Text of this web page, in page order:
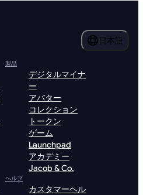
日本語
製品
デジタルマイナ
ー
アバター
コレクション
トークン
ゲーム
Launchpad
アカデミー
Jacob & Co.
ヘルプ
カスタマーヘル